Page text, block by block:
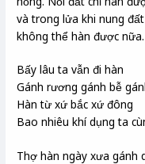
và trong lửa khi nung
không thể hàn được nữa.
Bấy lâu ta vẫn đi hàn
Gánh rương gánh bễ
Hàn từ xứ bắc xứ đông
Bao nhiêu khí dụng ta
Thợ hàn ngày xưa gánh